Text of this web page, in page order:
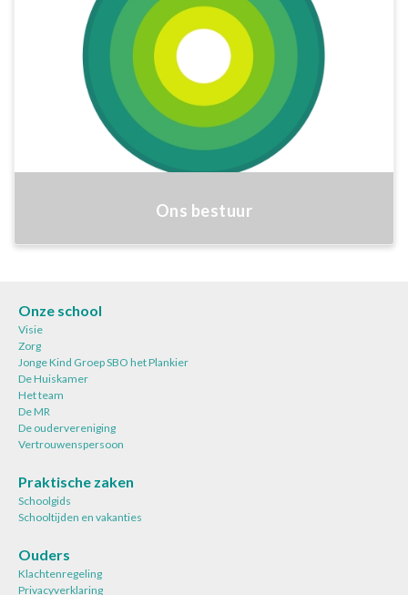
Ons bestuur
Onze school
Visie
Zorg
Jonge Kind Groep SBO het Plankier
De Huiskamer
Het team
De MR
De oudervereniging
Vertrouwenspersoon
Praktische zaken
Schoolgids
Schooltijden en vakanties
Ouders
Klachtenregeling
Privacyverklaring